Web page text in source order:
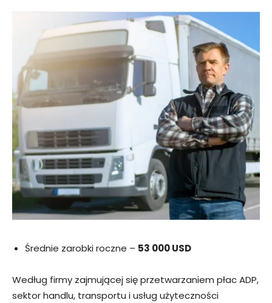
Średnie zarobki roczne – 53 000 USD
Według firmy zajmującej się przetwarzaniem płac ADP,
sektor handlu, transportu i usług użyteczności